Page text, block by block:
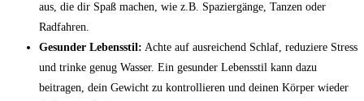
aus, die dir Spaß‍ machen, wie z.B.⁢ Spaziergänge, Tanzen oder
Radfahren.
Gesunder Lebensstil: Achte⁣ auf ausreichend Schlaf, ‌reduziere Stress
und trinke genug Wasser. Ein⁤ gesunder Lebensstil kann dazu
beitragen, dein Gewicht zu kontrollieren und deinen Körper wieder